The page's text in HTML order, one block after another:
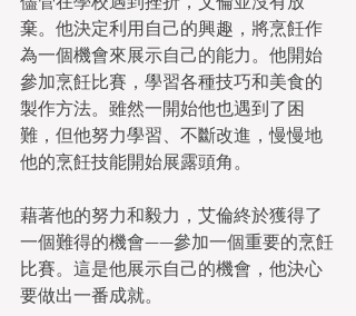
棄。他決定利用自己的興趣，將烹飪作
為一個機會來展示自己的能力。他開始
參加烹飪比賽，學習各種技巧和美食的
製作方法。雖然一開始他也遇到了困
難，但他努力學習、不斷改進，慢慢地
他的烹飪技能開始展露頭角。
藉著他的努力和毅力，艾倫終於獲得了
一個難得的機會——參加一個重要的烹飪
比賽。這是他展示自己的機會，他決心
要做出一番成就。